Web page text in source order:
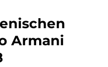
Armani